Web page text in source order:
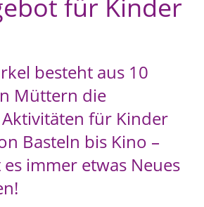
für Kinder
besteht aus 10
Müttern die
für Kinder
Basteln bis Kino –
immer etwas Neues